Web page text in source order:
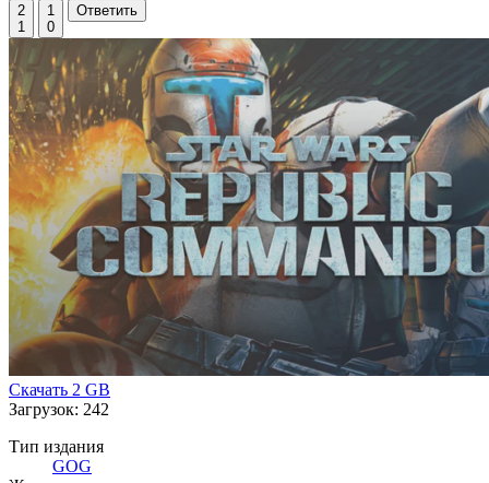
2
1
1
0
Ответить
Скачать 2 GB
Загрузок: 242
Тип издания
GOG